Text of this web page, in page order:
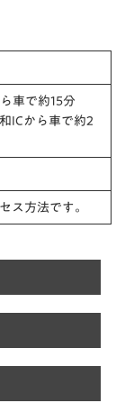
車で約15分
ICから車で約2
ス方法です。